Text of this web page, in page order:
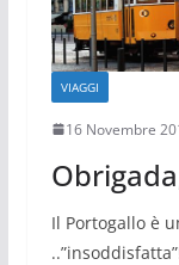
VIAGGI
16 Novembre
Il Portogallo è